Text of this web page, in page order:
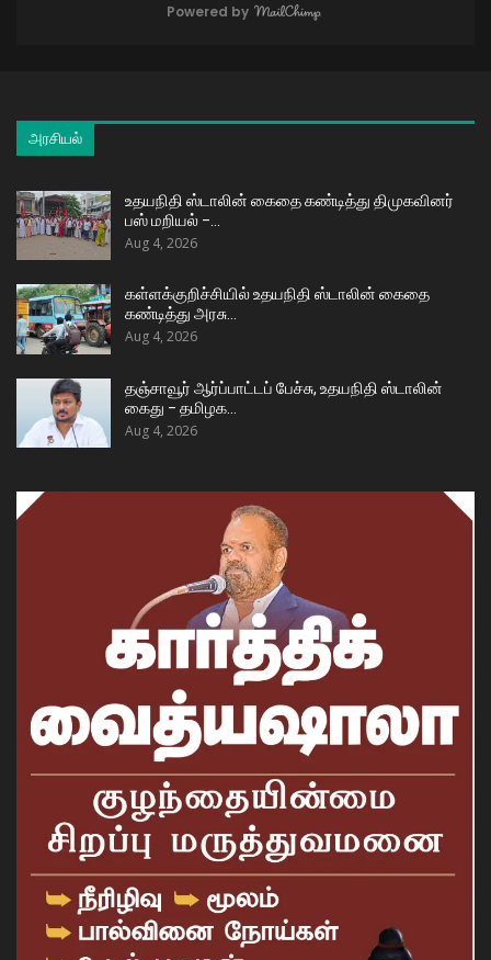
Powered by
அரசியல்
உதயநிதி ஸ்டாலின் கைதை கண்டித்து திமுகவினர்
பஸ் மறியல் –…
Aug 4, 2026
கள்ளக்குறிச்சியில் உதயநிதி ஸ்டாலின் கைதை
கண்டித்து அரசு…
Aug 4, 2026
தஞ்சாவூர் ஆர்ப்பாட்டப் பேச்சு, உதயநிதி ஸ்டாலின்
கைது – தமிழக…
Aug 4, 2026